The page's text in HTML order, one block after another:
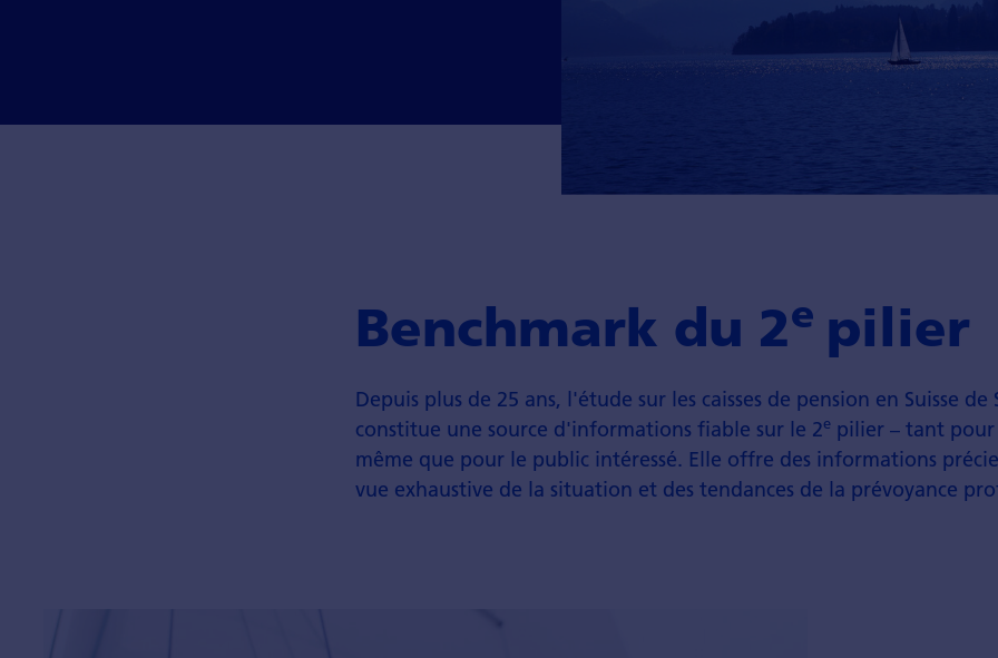
Benchmark du 2e pilier
Depuis plus de 25 ans, l'étude sur les caisses de pension en Suisse de
constitue une source d'informations fiable sur le 2e pilier – tant
même que pour le public intéressé. Elle offre des informations
vue exhaustive de la situation et des tendances de la prévoyance